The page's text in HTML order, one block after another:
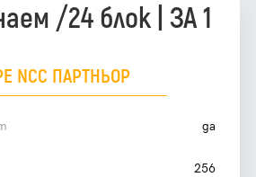
/24 блок | ЗА 1
NCC ПАРТНЬОР
да
256